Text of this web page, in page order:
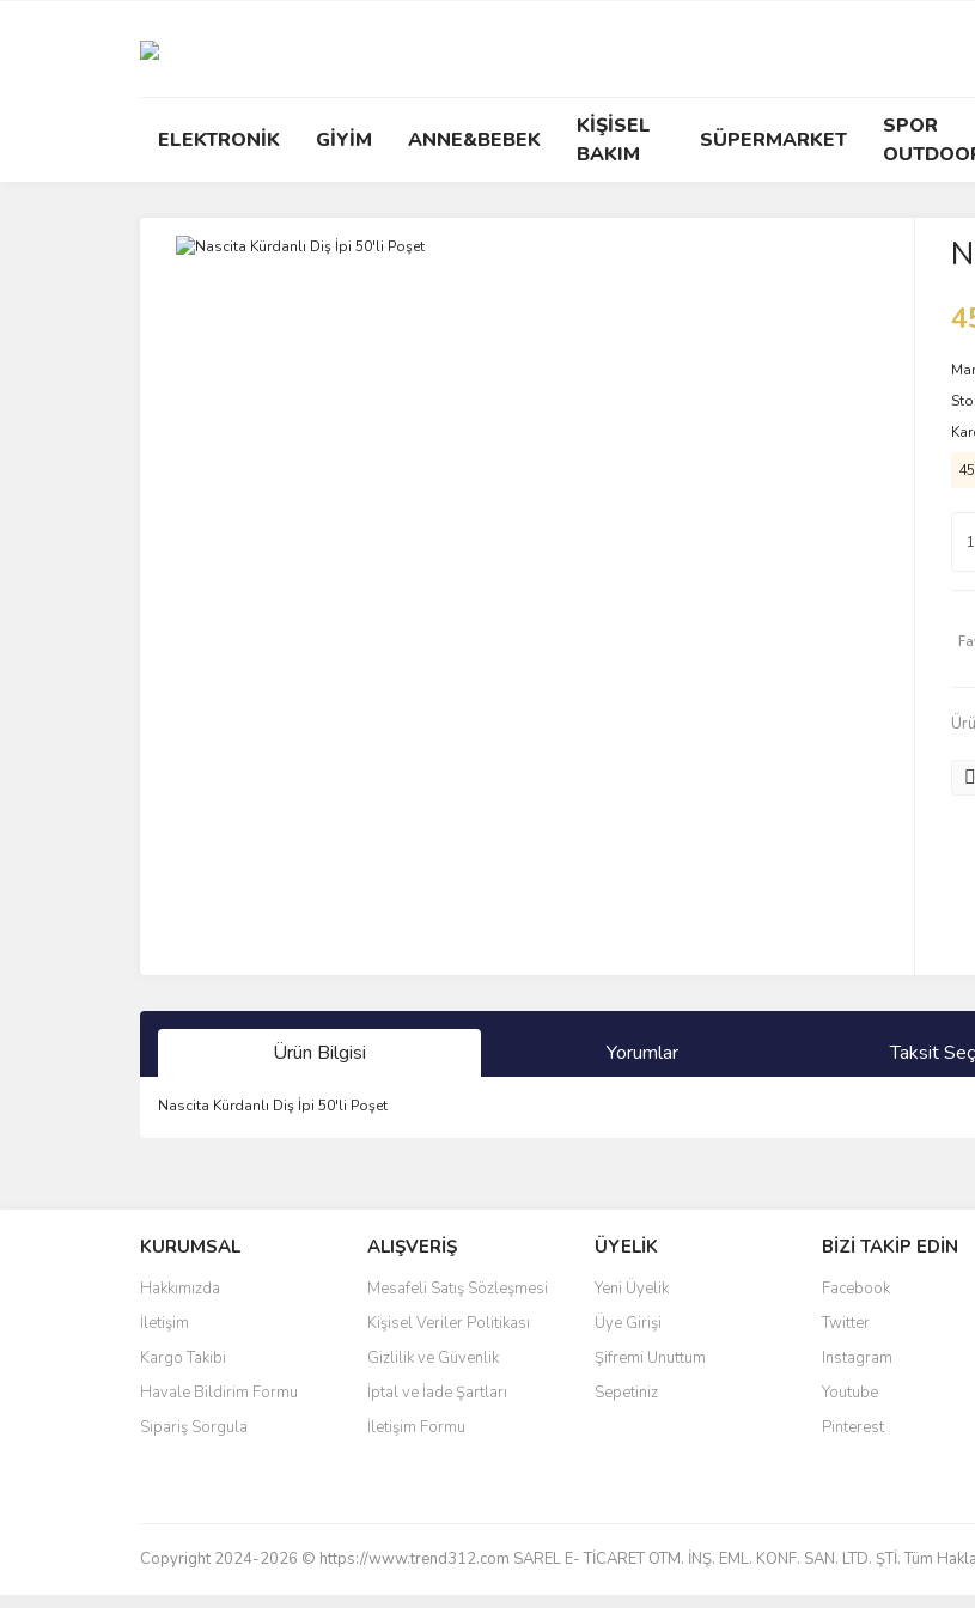
ELEKTRONİK GİYİM ANNE&BEBEK
KİŞİSEL
BAKIM
SÜPERMARKET
SPOR
Ürün Bilgisi Yorumlar Taksit
Nascita Kürdanlı Diş İpi 50'li Poşet
Ürün resmi kalitesiz, bozuk veya görüntülenemiyor.
Ürün açıklamasında eksik bilgiler bulunuyor.
Ürün bilgilerinde hatalar bulunuyor.
Ürün fiyatı diğer sitelerden daha pahalı.
Bu ürüne benzer farklı alternatifler olmalı.
KURUMSAL
Hakkımızda
İletişim
Kargo Takibi
Havale Bildirim Formu
Sipariş Sorgula
ALIŞVERİŞ
Mesafeli Satış Sözleşmesi
Kişisel Veriler Politikası
Gizlilik ve Güvenlik
İptal ve İade Şartları
İletişim Formu
ÜYELİK
Yeni Üyelik
Üye Girişi
Şifremi Unuttum
Sepetiniz
BİZİ TAKİP EDİN
Facebook
Twitter
Instagram
Youtube
Pinterest
Copyright 2024-2026 © https://www.trend312.com SAREL E- TİCARET OTM. İNŞ. EML. KONF. SAN. LTD. ŞTİ. Tüm